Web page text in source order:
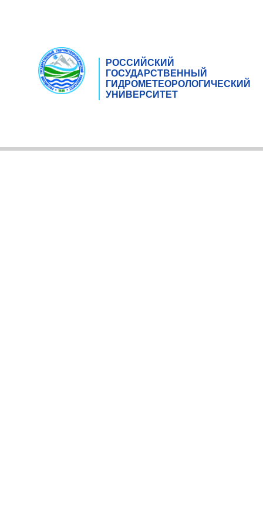
РОССИЙСКИЙ
ГОСУДАРСТВЕННЫЙ
ГИДРОМЕТЕОРОЛОГИЧЕСКИЙ
УНИВЕРСИТЕТ